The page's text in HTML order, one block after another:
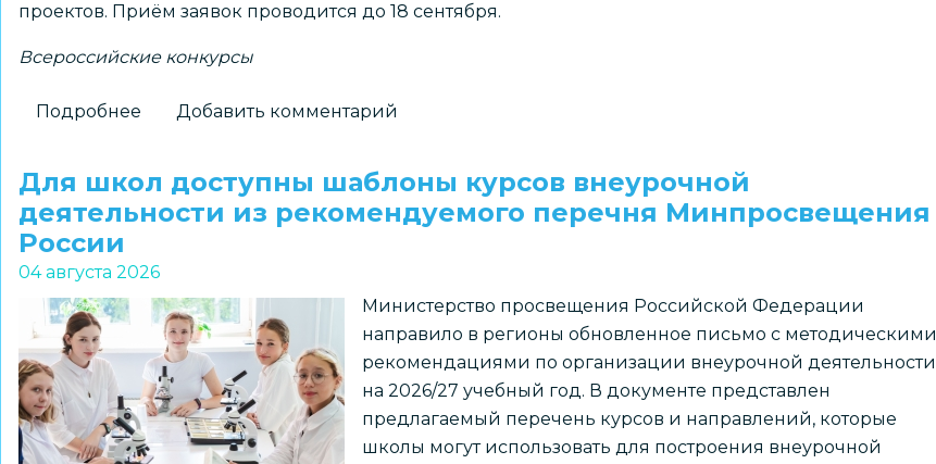
проектов. Приём заявок проводится до 18 сентября.
Всероссийские конкурсы
Подробнее
7
классов
их
наставников
приглашают
к
участию
в
региональном
Добавить комментарий
Для школ доступны шаблоны курсов внеурочной
деятельности из рекомендуемого перечня Минпросвещения
России
04 августа 2026
Министерство просвещения Российской Федерации
направило в регионы обновленное письмо с методическими
рекомендациями по организации внеурочной деятельности
на 2026/27 учебный год. В документе представлен
предлагаемый перечень курсов и направлений, которые
школы могут использовать для построения внеурочной